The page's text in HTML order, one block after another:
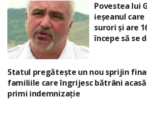
Povestea lui
ieșeanul
surori și are
începe să se
Statul pregătește un nou sprijin
familiile care îngrijesc bătrâni
primi indemnizație